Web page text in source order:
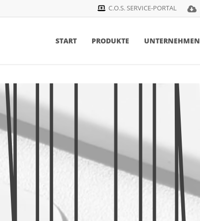
C.O.S. SERVICE-PORTAL
START PRODUKTE UNTERNEHMEN